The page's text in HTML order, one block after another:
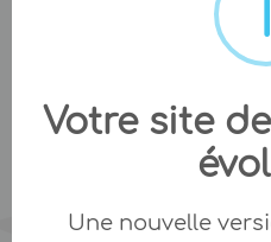
Votre site
Une nouvelle